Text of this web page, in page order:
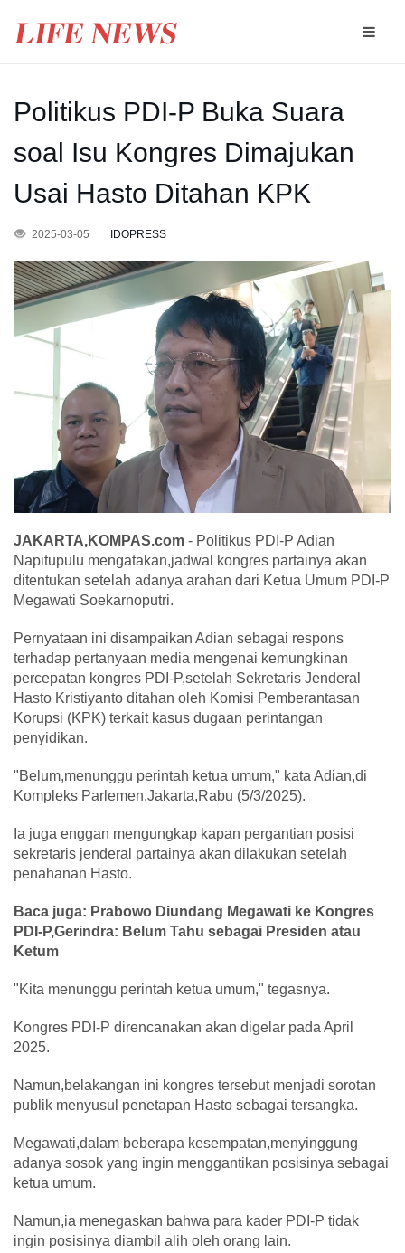
Politikus PDI-P Buka Suara
soal Isu Kongres Dimajukan
Usai Hasto Ditahan KPK
2025-03-05 IDOPRESS
JAKARTA,KOMPAS.com - Politikus PDI-P Adian
Napitupulu mengatakan,jadwal kongres partainya akan
ditentukan setelah adanya arahan dari Ketua Umum PDI-P
Megawati Soekarnoputri.
Pernyataan ini disampaikan Adian sebagai respons
terhadap pertanyaan media mengenai kemungkinan
percepatan kongres PDI-P,setelah Sekretaris Jenderal
Hasto Kristiyanto ditahan oleh Komisi Pemberantasan
Korupsi (KPK) terkait kasus dugaan perintangan
penyidikan.
"Belum,menunggu perintah ketua umum," kata Adian,di
Kompleks Parlemen,Jakarta,Rabu (5/3/2025).
Ia juga enggan mengungkap kapan pergantian posisi
sekretaris jenderal partainya akan dilakukan setelah
penahanan Hasto.
Baca juga: Prabowo Diundang Megawati ke Kongres
PDI-P,Gerindra: Belum Tahu sebagai Presiden atau
Ketum
"Kita menunggu perintah ketua umum," tegasnya.
Kongres PDI-P direncanakan akan digelar pada April
2025.
Namun,belakangan ini kongres tersebut menjadi sorotan
publik menyusul penetapan Hasto sebagai tersangka.
Megawati,dalam beberapa kesempatan,menyinggung
adanya sosok yang ingin menggantikan posisinya sebagai
ketua umum.
Namun,ia menegaskan bahwa para kader PDI-P tidak
ingin posisinya diambil alih oleh orang lain.